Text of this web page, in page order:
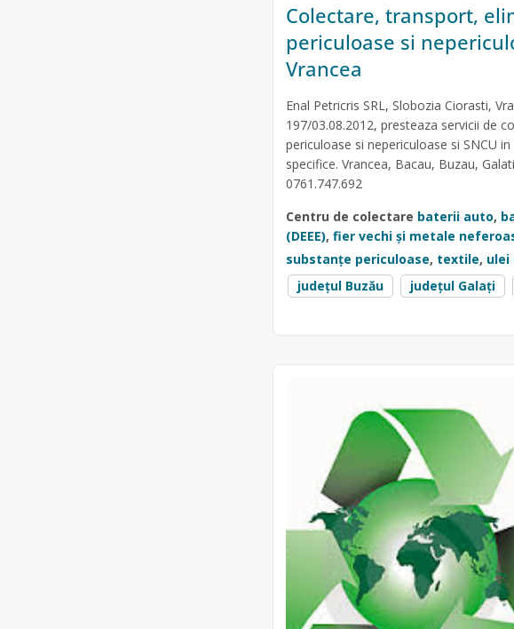
Colectare, transport,
periculoase si
Vrancea
Enal Petricris SRL, Slobozia Ciorasti,
197/03.08.2012, presteaza servicii de
periculoase si nepericuloase si SNCU
specifice. Vrancea, Bacau, Buzau,
0761.747.692
Centru de colectare baterii auto,
(DEEE), fier vechi și metale
substanțe periculoase, textile, ulei
județul Buzău
județul Galați